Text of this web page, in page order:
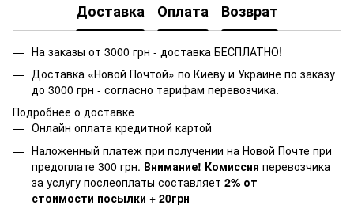
Доставка Оплата Возврат
На заказы от 3000 грн - доставка БЕСПЛАТНО!
Доставка «Новой Почтой» по Киеву и Украине по заказу
до 3000 грн - согласно тарифам перевозчика.
Подробнее о доставке
Онлайн оплата кредитной картой
Наложенный платеж при получении на Новой Почте при
предоплате 300 грн. Внимание! Комиссия перевозчика
за услугу послеоплаты составляет 2% от
стоимости посылки + 20грн